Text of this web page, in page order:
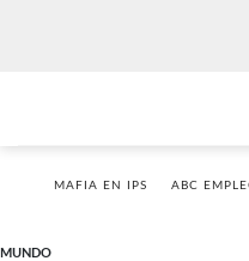
MAFIA EN IPS ABC
MUNDO